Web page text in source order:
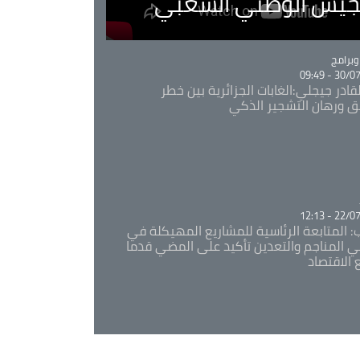
30/07/
جيجلي:الغابات الجزائرية بين خطر
ورهان التشجير الذكي
22/07/
المتابعة الرئاسية للمشاريع المهيكلة في
المناجم والتعدين تأكيد على المضي قدما
الاقتصاد